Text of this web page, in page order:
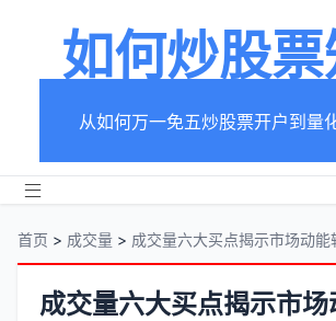
如何炒股
从如何万一免五炒股票开户到量
首页 > 成交量 > 成交量六大买点揭示市场动能
成交量六大买点揭示市